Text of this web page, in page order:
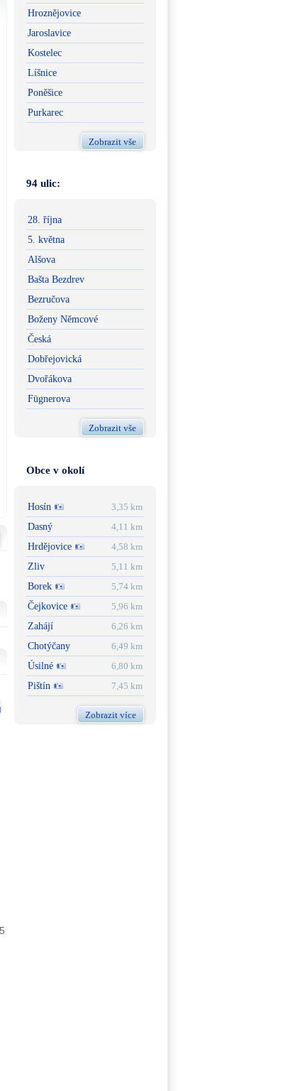
Hroznějovice
Jaroslavice
Kostelec
Líšnice
Poněšice
Purkarec
Zobrazit vše
94 ulic:
28. října
5. května
Alšova
Bašta Bezdrev
Bezručova
Boženy Němcové
Česká
Dobřejovická
Dvořákova
Fügnerova
Zobrazit vše
Obce v okolí
Hosín
3,35 km
Dasný
4,11 km
Hrdějovice
4,58 km
Zliv
5,11 km
Borek
5,74 km
Čejkovice
5,96 km
Zahájí
6,26 km
Chotýčany
6,49 km
Úsilné
6,80 km
Pištín
7,45 km
Zobrazit více